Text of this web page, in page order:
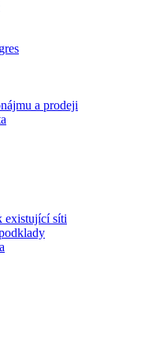
a prodeji
existující síti